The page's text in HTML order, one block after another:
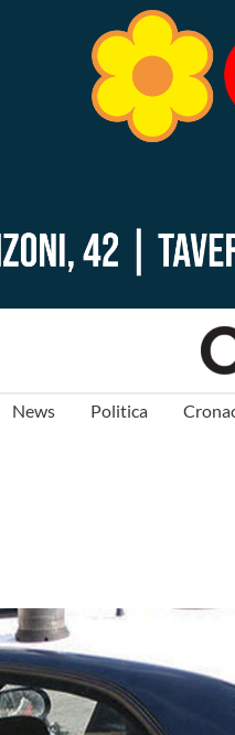
News Politica